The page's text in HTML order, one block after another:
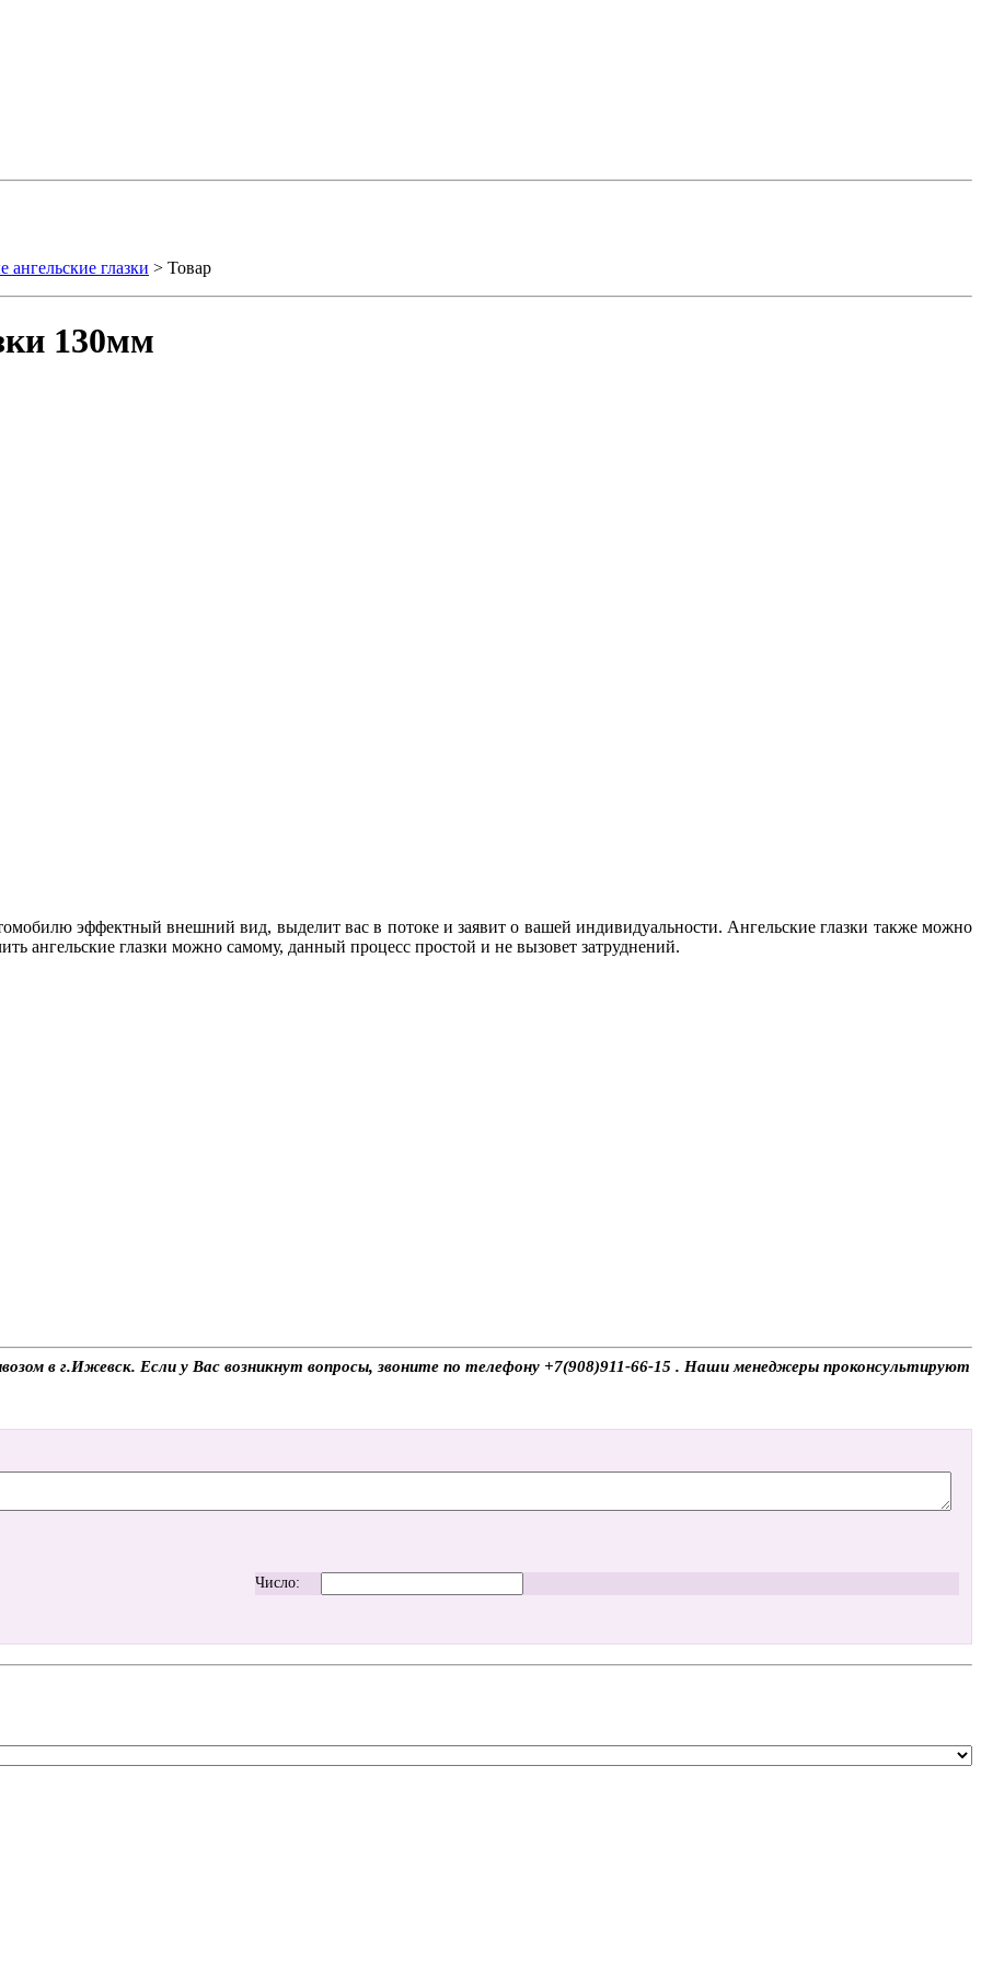
ангельские глазки > Товар
130мм
эффектный внешний вид, выделит вас в потоке и заявит о вашей индивидуальности. Ангельские глазки также можно
ангельские глазки можно самому, данный процесс простой и не вызовет затруднений.
в г.Ижевск. Если у Вас возникнут вопросы, звоните по телефону +7(908)911-66-15 . Наши менеджеры проконсультируют
Число: